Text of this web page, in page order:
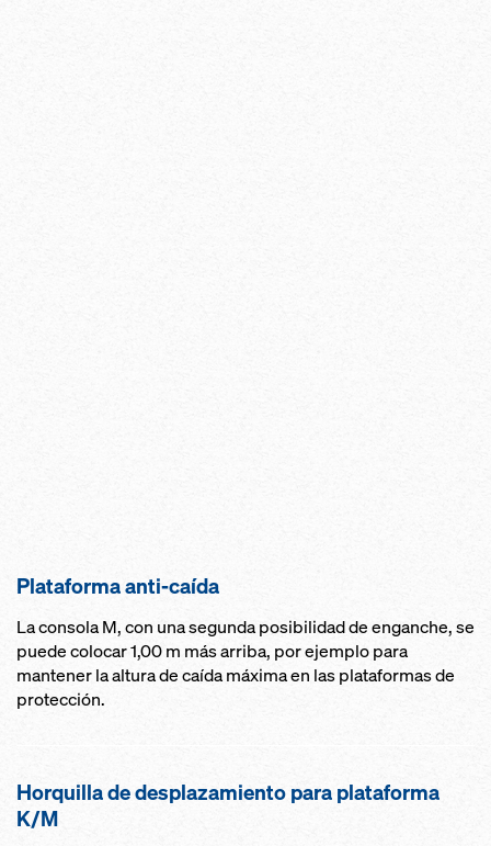
Plataforma anti-caída
La consola M, con una segunda posibilidad de enganche, se
puede colocar 1,00 m más arriba, por ejemplo para
mantener la altura de caída máxima en las plataformas de
protección.
Horquilla de desplazamiento para plataforma
K/M